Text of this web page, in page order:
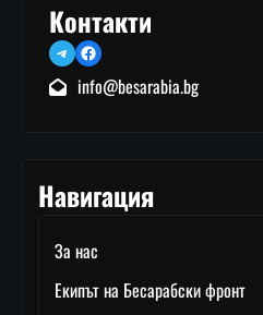
Контакти
TelegramFacebook
info@besarabia.bg
Навигация
За нас
Екипът на Бесарабски фронт